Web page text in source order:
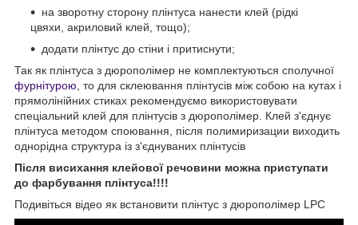
на зворотну сторону плінтуса нанести клей (рідкі
цвяхи, акриловий клей, тощо);
додати плінтус до стіни і притиснути;
Так як плінтуса з дюрополімер не комплектуються сполучної
фурнітурою , то для склеювання плінтусів між собою на кутах і
прямолінійних стиках рекомендуємо використовувати
спеціальний клей для плінтусів з дюрополімер. Клей з'єднує
плінтуса методом споювання, після полимиризации виходить
однорідна структура із з'єднуваних плінтусів
Після висихання клейової речовини можна приступати
до фарбування плінтуса!!!!
Подивіться відео як встановити плінтус з дюрополімер LPC